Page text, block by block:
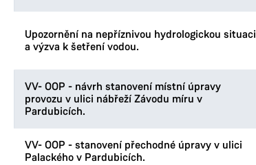
Upozornění na nepříznivou hydrologickou situaci
a výzva k šetření vodou.
VV- OOP - návrh stanovení místní úpravy
provozu v ulici nábřeží Závodu míru v
Pardubicích.
VV- OOP - stanovení přechodné úpravy v ulici
Palackého v Pardubicích.